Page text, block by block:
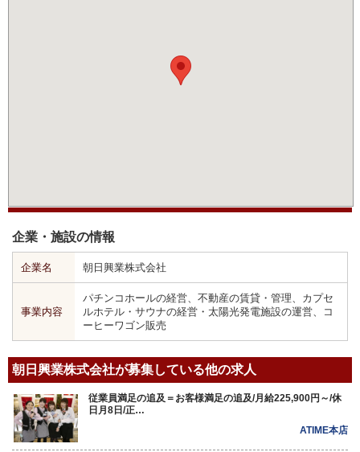
企業・施設の情報
企業名 朝日興業株式会社
事業内容
パチンコホールの経営、不動産の賃貸・管理、カプセ
ルホテル・サウナの経営・太陽光発電施設の運営、コ
ーヒーワゴン販売
朝日興業株式会社が募集している他の求人
従業員満足の追及＝お客様満足の追及/月給225,900円～/休
日月8日/正…
ATIME本店